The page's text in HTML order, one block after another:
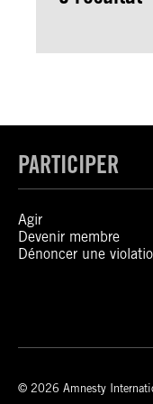
PARTICIPER
Agir
Devenir membre
Dénoncer une
© 2026 Amnesty